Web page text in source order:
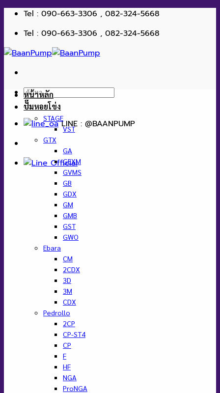
ข้าม
เนื้อหา
Tel : 090-663-3306 , 082-324-5668
Tel : 090-663-3306 , 082-324-5668
ค้นหา:
LINE : @BAANPUMP
หน้าหลัก
ปั๊มหอยโข่ง
STAGE
VST
GTX
GA
GEXM
GVMS
GB
GDX
GM
GMB
GST
GWO
Ebara
CM
2CDX
3D
3M
CDX
Pedrollo
2CP
CP-ST4
CP
F
HF
NGA
ProNGA